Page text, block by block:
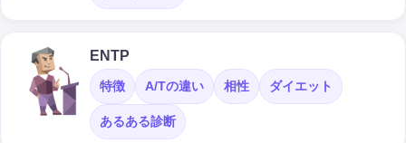
ENTP
特徴 A/Tの違い 相性 ダイエット
あるある診断